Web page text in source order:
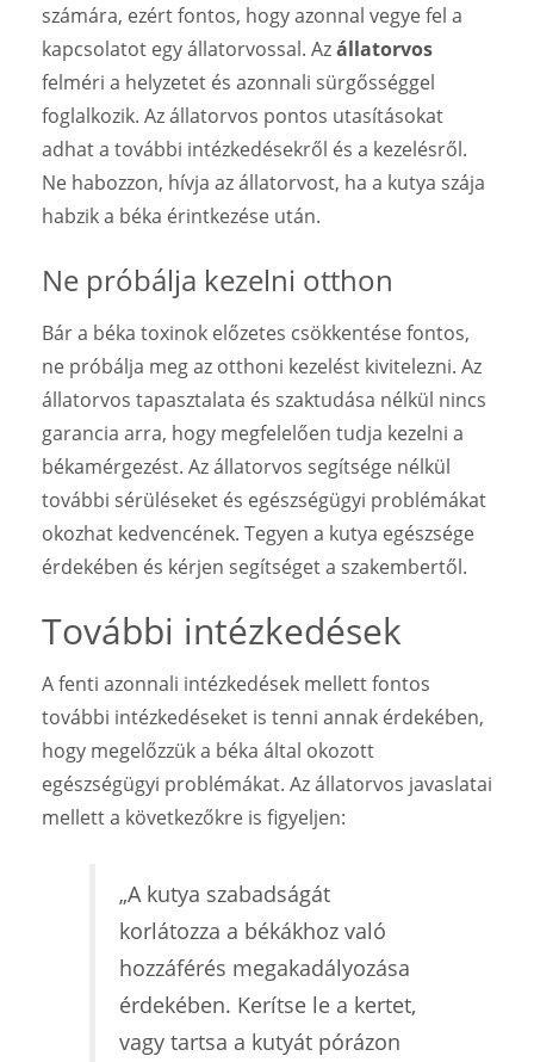
számára, ezért fontos, hogy azonnal vegye fel a
kapcsolatot egy állatorvossal. Azállatorvos
felméri a helyzetet és azonnali sürgősséggel
foglalkozik. Az állatorvos pontos utasításokat
adhat a további intézkedésekről és a kezelésről.
Ne habozzon, hívja az állatorvost, ha a kutya szája
habzik a béka érintkezése után.
Ne próbálja kezelni otthon
Bár a béka toxinok előzetes csökkentése fontos,
ne próbálja meg az otthoni kezelést kivitelezni. Az
állatorvos tapasztalata és szaktudása nélkül nincs
garancia arra, hogy megfelelően tudja kezelni a
békamérgezést. Az állatorvos segítsége nélkül
további sérüléseket és egészségügyi problémákat
okozhat kedvencének. Tegyen a kutya egészsége
érdekében és kérjen segítséget a szakembertől.
További intézkedések
A fenti azonnali intézkedések mellett fontos
további intézkedéseket is tenni annak érdekében,
hogy megelőzzük a béka által okozott
egészségügyi problémákat. Az állatorvos javaslatai
mellett a következőkre is figyeljen:
„A kutya szabadságát
korlátozza a békákhoz való
hozzáférés megakadályozása
érdekében. Kerítse le a kertet,
vagy tartsa a kutyát pórázon